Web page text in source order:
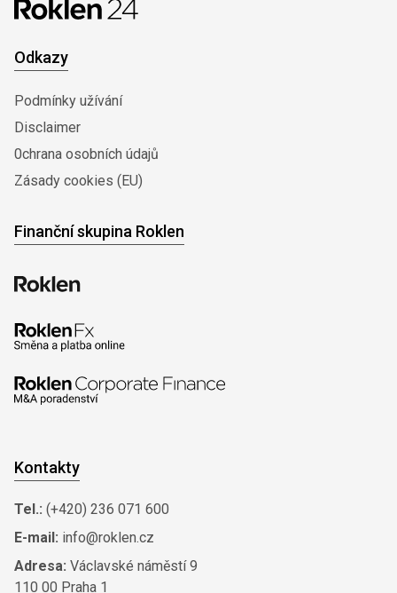
Odkazy
Podmínky užívání
Disclaimer
0chrana osobních údajů
Zásady cookies (EU)
Finanční skupina Roklen
Kontakty
Tel.: (+420) 236 071 600
E-mail: info@roklen.cz
Adresa: Václavské náměstí 9
110 00 Praha 1